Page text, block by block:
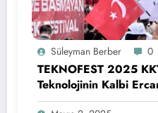
Süleyman Berber 0
TEKNOFEST 2025
Teknolojinin Kalbi